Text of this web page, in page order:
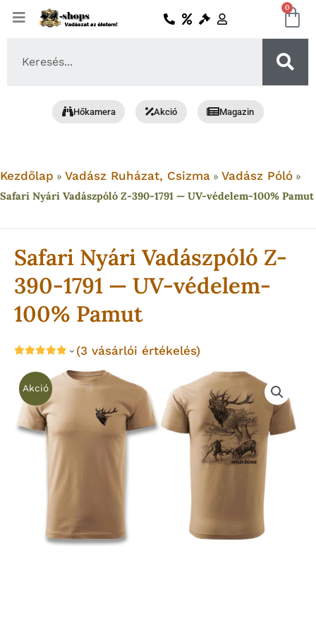
Skip
0
Hőkamera Akció Magazin
Kezdőlap » Vadász Ruházat, Csizma » Vadász Póló »
Safari Nyári Vadászpóló Z-390-1791 — UV-védelem-100% Pamut
Safari Nyári Vadászpóló Z-
390-1791 — UV-védelem-
100% Pamut
(3 vásárlói értékelés)
Akció